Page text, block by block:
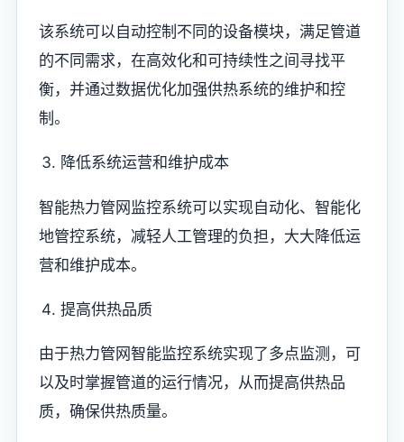
该系统可以自动控制不同的设备模块，满足管道
的不同需求，在高效化和可持续性之间寻找平
衡，并通过数据优化加强供热系统的维护和控
制。
降低系统运营和维护成本
智能热力管网监控系统可以实现自动化、智能化
地管控系统，减轻人工管理的负担，大大降低运
营和维护成本。
提高供热品质
由于热力管网智能监控系统实现了多点监测，可
以及时掌握管道的运行情况，从而提高供热品
质，确保供热质量。